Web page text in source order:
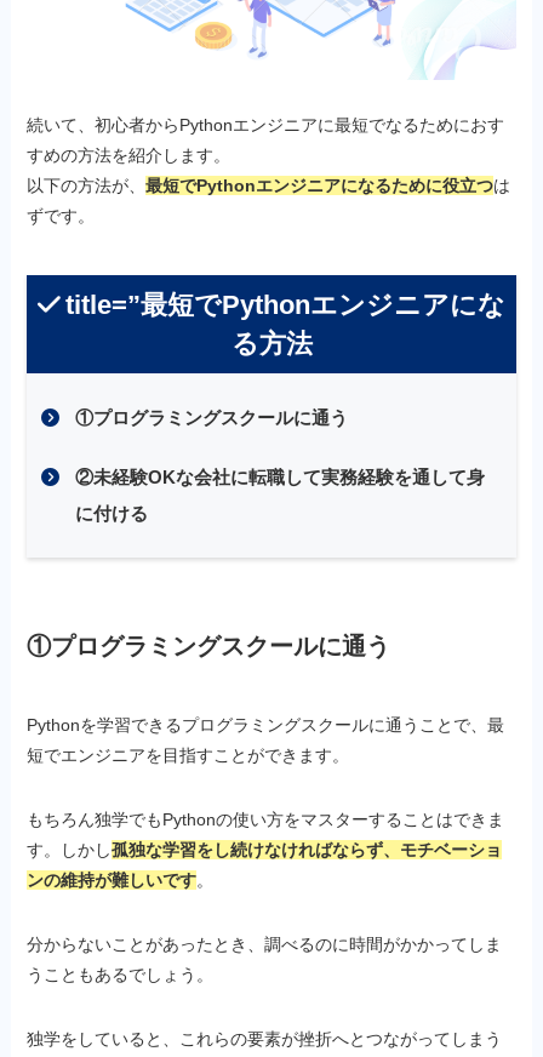
続いて、初心者からPythonエンジニアに最短でなるためにおす
すめの方法を紹介します。
以下の方法が、最短でPythonエンジニアになるために役立つは
ずです。
title=”最短でPythonエンジニアにな
る方法
①プログラミングスクールに通う
②未経験OKな会社に転職して実務経験を通して身
に付ける
①プログラミングスクールに通う
Pythonを学習できるプログラミングスクールに通うことで、最
短でエンジニアを目指すことができます。
もちろん独学でもPythonの使い方をマスターすることはできま
す。しかし孤独な学習をし続けなければならず、モチベーショ
ンの維持が難しいです。
分からないことがあったとき、調べるのに時間がかかってしま
うこともあるでしょう。
独学をしていると、これらの要素が挫折へとつながってしまう